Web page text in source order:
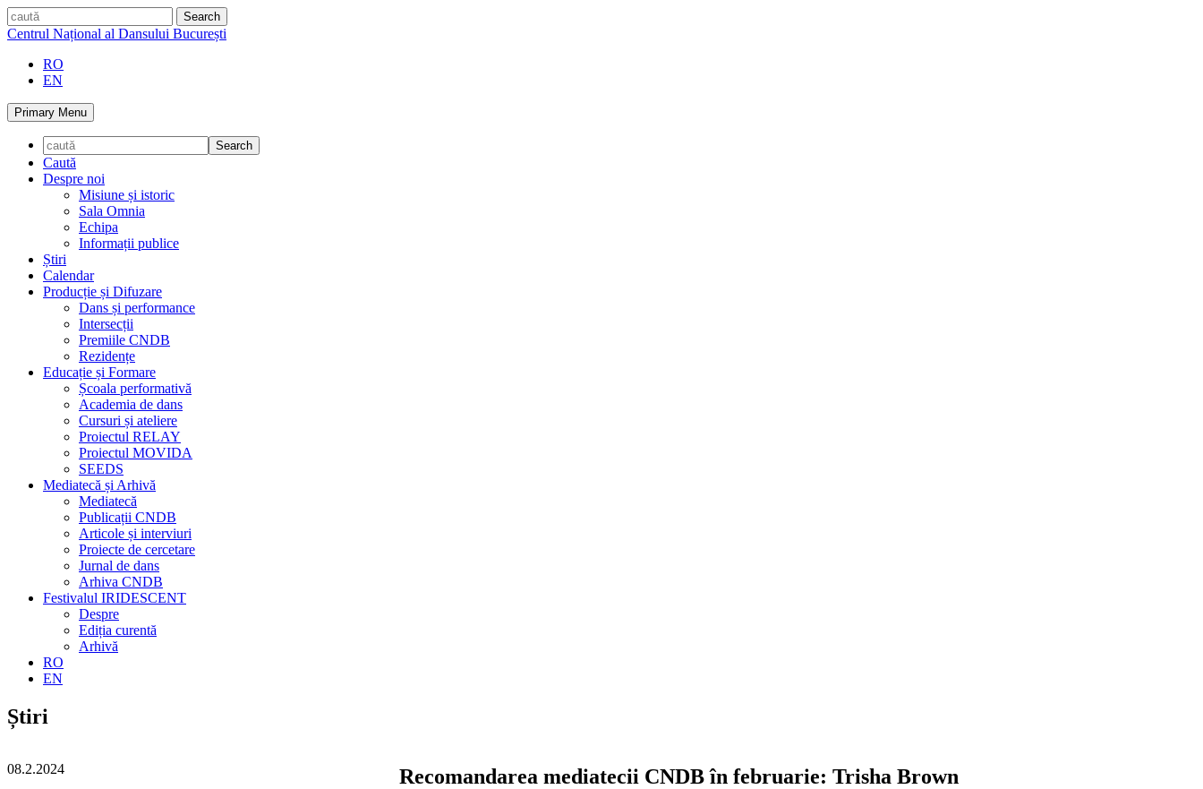
Skip
to
caută
Centrul Național al Dansului București
RO
EN
Primary Menu
Caută
Despre noi
Misiune și istoric
Sala Omnia
Echipa
Informații publice
Știri
Calendar
Producție și Difuzare
Dans și performance
Intersecții
Premiile CNDB
Rezidențe
Educație și Formare
Școala performativă
Academia de dans
Cursuri și ateliere
Proiectul RELAY
Proiectul MOVIDA
SEEDS
Mediatecă și Arhivă
Mediatecă
Publicații CNDB
Articole și interviuri
Proiecte de cercetare
Jurnal de dans
Arhiva CNDB
Festivalul IRIDESCENT
Despre
Ediția curentă
Arhivă
RO
EN
Știri
08.2.2024
Recomandarea mediatecii CNDB în februarie: Trisha Brown